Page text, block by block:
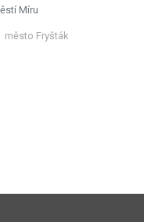
Míru
město Fryšták